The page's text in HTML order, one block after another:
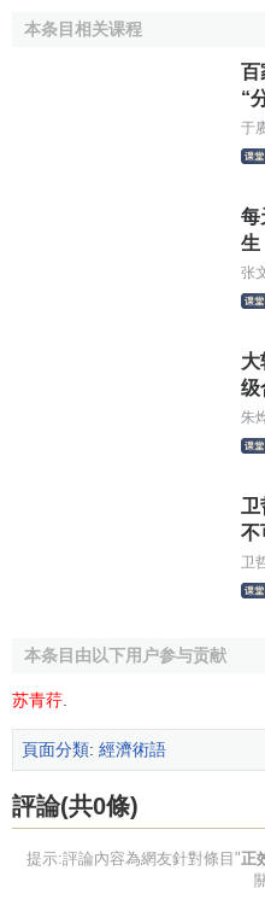
本条目相关课程
百
“
于
每
生
张
级
行
朱
卫
不
卫
本条目由以下用户参与贡献
苏青荇
頁面分類: 經濟術語
評論(共0條)
提示:評論內容為網友針對條目"正